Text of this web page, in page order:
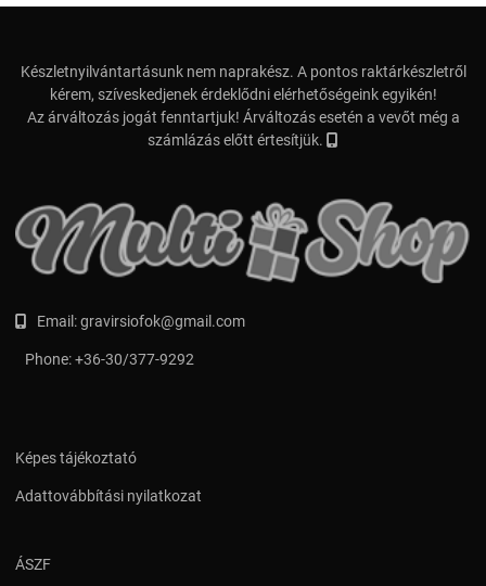
Készletnyilvántartásunk nem naprakész. A pontos raktárkészletről
kérem, szíveskedjenek érdeklődni elérhetőségeink egyikén!
Az árváltozás jogát fenntartjuk! Árváltozás esetén a vevőt még a
számlázás előtt értesítjük.
Email:gravirsiofok@gmail.com
Phone:+36-30/377-9292
Képes tájékoztató
Adattovábbítási nyilatkozat
ÁSZF